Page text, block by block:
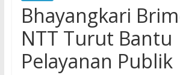
Bhayangkari
NTT Turut Bantu
Pelayanan Publik